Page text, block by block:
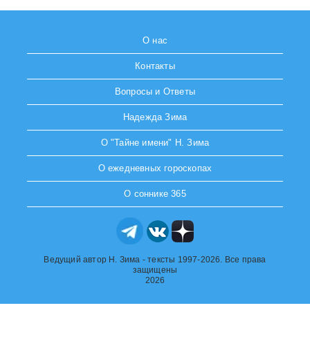
О нас
Контакты
Вопросы и Ответы
Надежда Зима
О "Тайне имени" Н. Зима
О ежедневных гороскопах
О соннике 365
Ведущий автор Н. Зима - тексты 1997-2026. Все права
защищены
2026